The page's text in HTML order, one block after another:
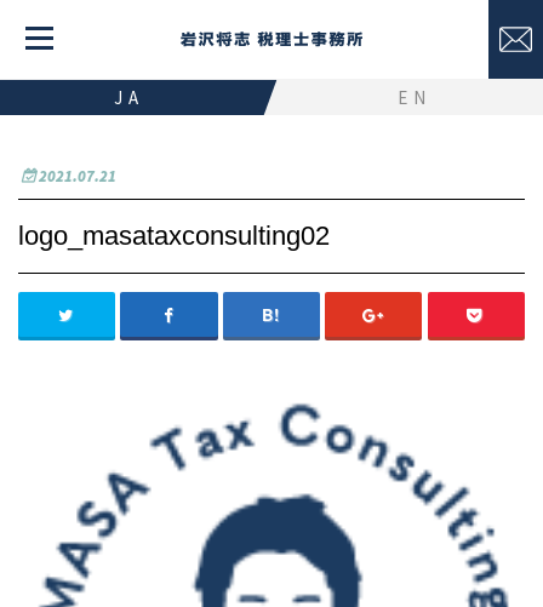
JA EN
2021.07.21
logo_masataxconsulting02